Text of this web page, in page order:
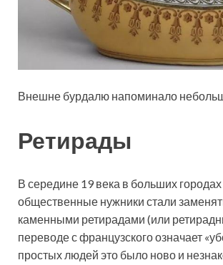
Внешне бурдалю напоминало
Ретирады
В середине 19 века в больших
общественные нужники стали
каменными ретирадами (или
переводе с французского означает
простых людей это было ново и